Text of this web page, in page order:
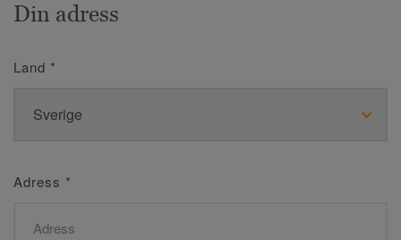
Din adress
Land *
Adress *